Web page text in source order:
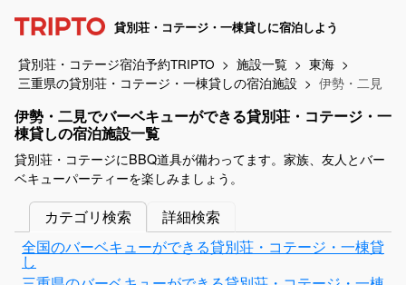
貸別荘・コテージ・一棟貸しに宿泊しよう
貸別荘・コテージ宿泊予約TRIPTO 施設一覧
東海
三重県の貸別荘・コテージ・一棟貸しの宿泊施設
伊勢・二見
伊勢・二見でバーベキューができる貸別荘・コテージ・一
棟貸しの宿泊施設一覧
貸別荘・コテージにBBQ道具が備わってます。家族、友人とバー
ベキューパーティーを楽しみましょう。
カテゴリ検索
詳細検索
全国のバーベキューができる貸別荘・コテージ・一棟貸
し